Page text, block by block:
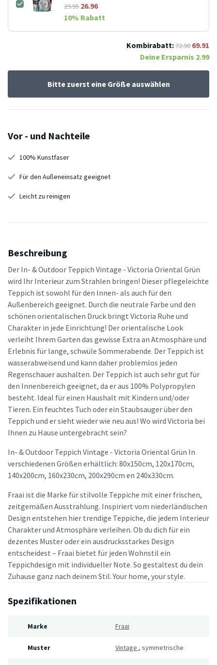
29.9526.96
10% Rabatt
Kombirabatt:72.90 69.91
Deine Ersparnis 2.99
Bitte zuerst eine Größe auswählen
Vor - und Nachteile
100% Kunstfaser
Für den Außeneinsatz geeignet
Leicht zu reinigen
Beschreibung
Der In- & Outdoor Teppich Vintage - Victoria Oriental Grün
wird Ihr Interieur zum Strahlen bringen! Dieser pflegeleichte
Teppich ist sowohl für den Innen- als auch für den
Außenbereich geeignet. Durch die neutrale Farbe und den
schönen orientalischen Druck bringt Victoria Ruhe und
Charakter in jede Einrichtung! Der orientalische Look
verleiht Ihrem Garten das gewisse Extra an Atmosphäre und
Erlebnis für lange, schwüle Sommerabende. Der Teppich ist
wasserabweisend und kann daher problemlos jeden
Regenschauer aushalten. Der Teppich ist auch sehr gut für
den Innenbereich geeignet, da er aus 100% Polypropylen
besteht. Ideal für einen Haushalt mit Kindern und/oder
Tieren. Ein feuchtes Tuch oder ein Staubsauger über den
Teppich und er sieht wieder wie neu aus! Wo wird Victoria bei
Ihnen zu Hause untergebracht sein?
In- & Outdoor Teppich Vintage - Victoria Oriental Grün In
verschiedenen Größen erhältlich: 80x150cm, 120x170cm,
140x200cm, 160x230cm, 200x290cm en 240x330cm.
Fraai ist die Marke für stilvolle Teppiche mit einer frischen,
zeitgemäßen Ausstrahlung. Inspiriert vom niederländischen
Design entstehen hier trendige Teppiche, die jedem Interieur
Charakter und Atmosphäre verleihen. Ob du dich für ein
dezentes Muster oder ein ausdrucksstarkes Design
entscheidest – Fraai bietet für jeden Wohnstil ein
Teppichdesign mit individueller Note. So gestaltest du dein
Zuhause ganz nach deinem Stil. Your home, your style.
Spezifikationen
Marke Fraai
Muster Vintage , symmetrische